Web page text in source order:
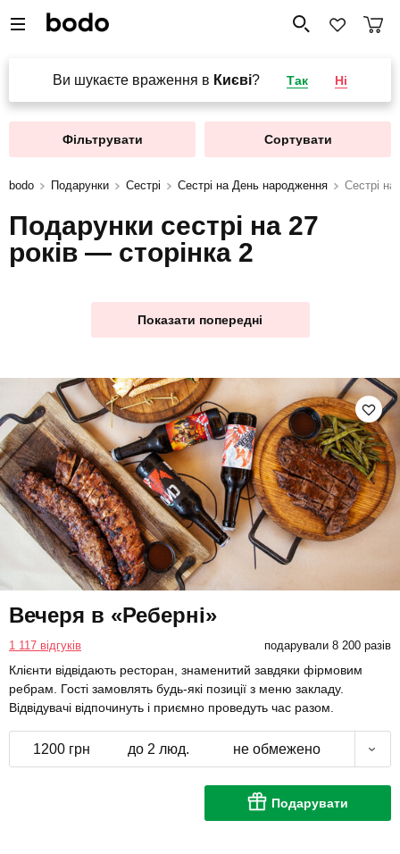
Ви шукаєте враження в Києві? Так Ні
Фільтрувати Сортувати
bodo Подарунки Сестрі Сестрі на День народження Сестрі на
Подарунки сестрі на 27
років — сторінка 2
Показати попередні
Вечеря в «Реберні»
1 117 відгуків подарували 8 200 разів
Клієнти відвідають ресторан, знаменитий завдяки фірмовим
ребрам. Гості замовлять будь-які позиції з меню закладу.
Відвідувачі відпочинуть і приємно проведуть час разом.
1200 грн до 2 люд. не обмежено
Подарувати